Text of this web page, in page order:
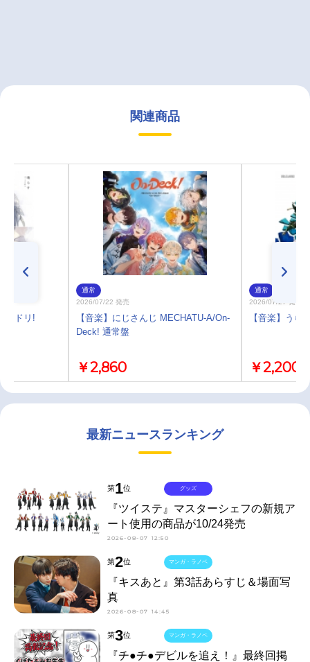
関連商品
ンドリ!
通常
2026/07/22 発売
【音楽】にじさんじ MECHATU-A/On-
Deck! 通常盤
￥2,860
通常
2026/07/27 発売
【音楽】うら
￥2,200
最新ニュースランキング
第1位
『ツイステ』マスターシェフの新規ア
ート使用の商品が10/24発売
2026-08-07 12:50
グッズ
第2位
『キスあと』第3話あらすじ＆場面写
真
2026-08-07 14:45
マンガ・ラノベ
第3位
『チ●チ●デビルを追え！』最終回掲
マンガ・ラノベ